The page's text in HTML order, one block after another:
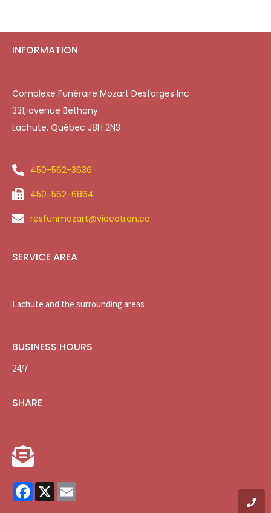
INFORMATION
Complexe Funéraire Mozart Desforges Inc
331, avenue Bethany
Lachute, Québec J8H 2N3
450-562-3636
450-562-6864
resfunmozart@videotron.ca
SERVICE AREA
Lachute and the surrounding areas
BUSINESS HOURS
24/7
SHARE
Facebook
X